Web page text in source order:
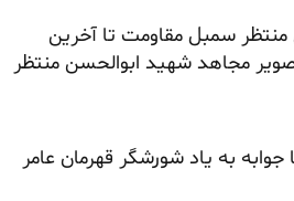
منتظر سمبل مقاومت تا آخرین
مجاهد شهید ابوالحسن منتظر
جوابه به یاد شورشگر قهرمان عامر